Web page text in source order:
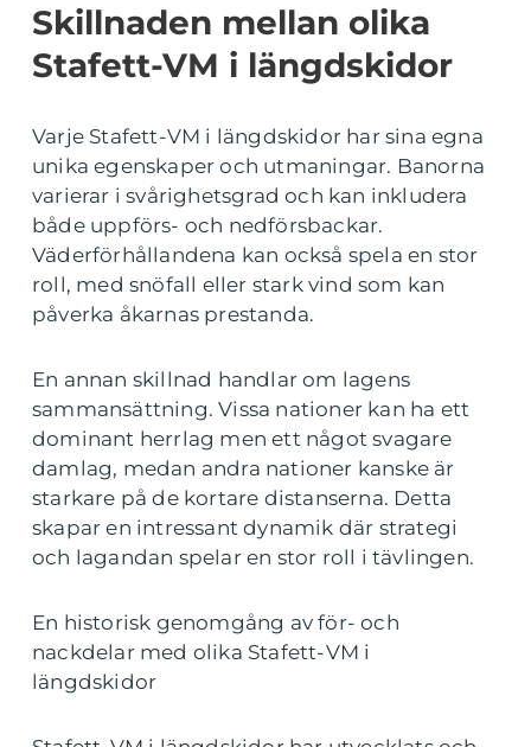
Skillnaden mellan olika
Stafett-VM i längdskidor
Varje Stafett-VM i längdskidor har sina egna
unika egenskaper och utmaningar. Banorna
varierar i svårighetsgrad och kan inkludera
både uppförs- och nedförsbackar.
Väderförhållandena kan också spela en stor
roll, med snöfall eller stark vind som kan
påverka åkarnas prestanda.
En annan skillnad handlar om lagens
sammansättning. Vissa nationer kan ha ett
dominant herrlag men ett något svagare
damlag, medan andra nationer kanske är
starkare på de kortare distanserna. Detta
skapar en intressant dynamik där strategi
och lagandan spelar en stor roll i tävlingen.
En historisk genomgång av för- och
nackdelar med olika Stafett-VM i
längdskidor